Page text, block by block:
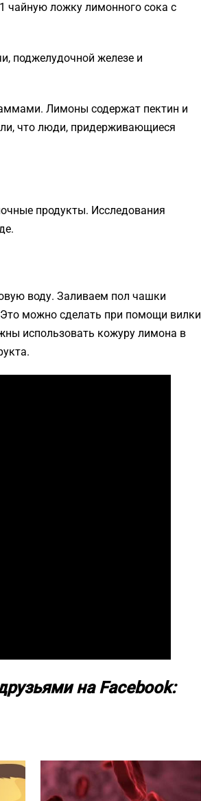
чайную ложку лимонного сока с
поджелудочной железе и
Лимоны содержат пектин и
что люди, придерживающиеся
продукты. Исследования
воду. Заливаем пол чашки
можно сделать при помощи вилки
использовать кожуру лимона в
на Facebook: